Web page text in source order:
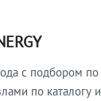
с подбором по
по каталогу